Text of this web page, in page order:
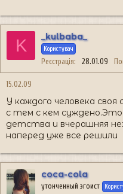
только для тебя, это
слишком много людей.
свою 1/2.
Действительно ли у
Такой взгляд очень
будет так думать, то
совместной жизни он
вышла» - «половинка не
искать и искать.
Мне думается, что
том смысле, что
жизнь - в руках Божиих,
него не случайность. То
K _kulbaba_
Користувач
Реєстрація 28.01.09
15.02.09
У каждого человека
с тем с кем
детства и вчерашняя
наперед уже все решили
coca-cola
утонченный эгоист